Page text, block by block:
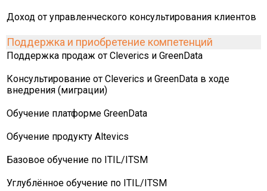
Доход от управленческого консультирования клиентов
Поддержка и приобретение компетенций
Поддержка продаж от Cleverics и GreenData
Консультирование от Cleverics и GreenData в ходе
внедрения (миграции)
Обучение платформе GreenData
Обучение продукту Altevics
Базовое обучение по ITIL/ITSM
Углублённое обучение по ITIL/ITSM